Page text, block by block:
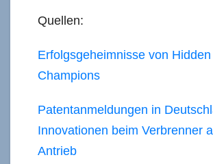
Quellen:
Erfolgsgeheimnisse von Hidden
Champions
Patentanmeldungen in
Innovationen beim Verbrenner
Antrieb